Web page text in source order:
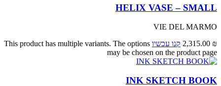
HELIX VASE – SMALL
VIE DEL MARMO
2,315.00 ₪ קנו עכשיו This product has multiple variants. The options
may be chosen on the product page
INK SKETCH BOOK